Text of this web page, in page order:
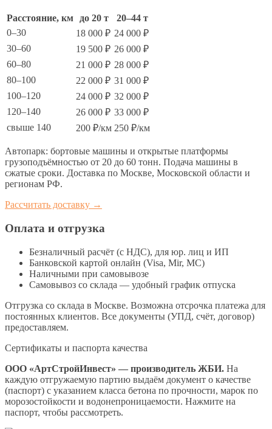
Расстояние, км до 20 т
20–44 т
0–30
18 000 ₽ 24 000 ₽
30–60
19 500 ₽ 26 000 ₽
60–80
21 000 ₽ 28 000 ₽
80–100
22 000 ₽ 31 000 ₽
100–120
24 000 ₽ 32 000 ₽
120–140
26 000 ₽ 33 000 ₽
свыше 140
200 ₽/км 250 ₽/км
Автопарк: бортовые машины и открытые платформы
грузоподъёмностью от 20 до 60 тонн. Подача машины в
сжатые сроки. Доставка по Москве, Московской области и
регионам РФ.
Рассчитать доставку →
Оплата и отгрузка
Безналичный расчёт (с НДС), для юр. лиц и ИП
Банковской картой онлайн (Visa, Mir, МС)
Наличными при самовывозе
Самовывоз со склада — удобный график отпуска
Отгрузка со склада в Москве. Возможна отсрочка платежа для
постоянных клиентов. Все документы (УПД, счёт, договор)
предоставляем.
Сертификаты и паспорта качества
ООО «АртСтройИнвест» — производитель ЖБИ. На
каждую отгружаемую партию выдаём документ о качестве
(паспорт) с указанием класса бетона по прочности, марок по
морозостойкости и водонепроницаемости. Нажмите на
паспорт, чтобы рассмотреть.